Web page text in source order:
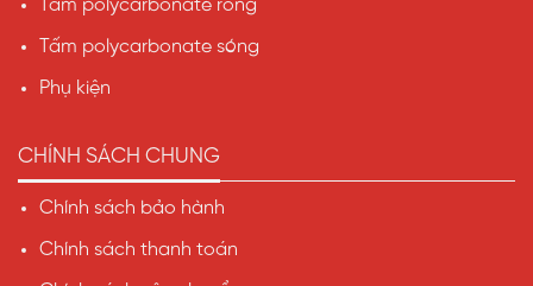
Tấm polycarbonate rỗng
Tấm polycarbonate sóng
Phụ kiện
CHÍNH SÁCH CHUNG
Chính sách bảo hành
Chính sách thanh toán